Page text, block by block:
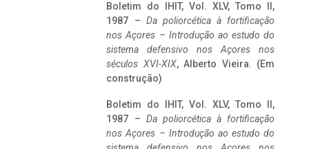
Boletim do IHIT, Vol. XLV, Tomo II,
1987 – Da poliorcética à fortificação
nos Açores – Introdução ao estudo do
sistema defensivo nos Açores nos
séculos XVI-XIX, Alberto Vieira. (Em
construção)
Boletim do IHIT, Vol. XLV, Tomo II,
1987 – Da poliorcética à fortificação
nos Açores – Introdução ao estudo do